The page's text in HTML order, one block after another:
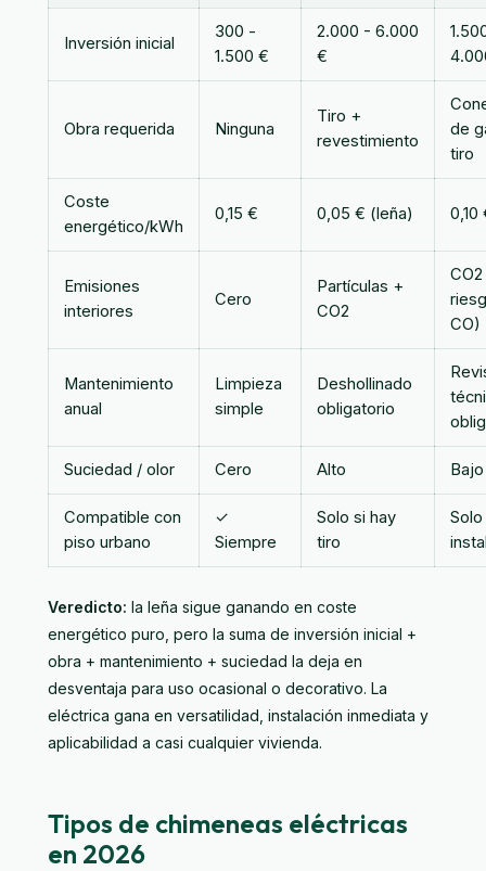
Inversión inicial
300 -
1.500 €
2.000 - 6.000
€
Obra requerida Ninguna
Tiro +
revestimiento
de
tiro
Coste
energético/kWh
0,15 € 0,05 € (leña) 0,10
Emisiones
interiores
Cero
Partículas +
CO2
CO)
Mantenimiento
anual
Limpieza
simple
Deshollinado
obligatorio
Suciedad / olor Cero Alto Bajo
Compatible con
piso urbano
✓
Siempre
Solo si hay
tiro
Veredicto: la leña sigue ganando en coste
energético puro, pero la suma de inversión inicial +
obra + mantenimiento + suciedad la deja en
desventaja para uso ocasional o decorativo. La
eléctrica gana en versatilidad, instalación inmediata y
aplicabilidad a casi cualquier vivienda.
Tipos de chimeneas eléctricas
en 2026